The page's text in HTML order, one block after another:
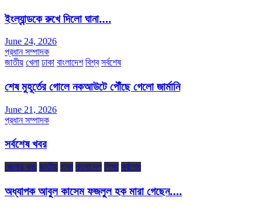
ইংল্যান্ডকে রুখে দিলো ঘানা….
June 24, 2026
প্রধান সম্পাদক
জাতীয় খেলা ঢাকা বাংলাদেশ বিশ্ব সর্বশেষ
শেষ মুহূর্তের গোলে নকআউটে পৌঁছে গেলো জার্মানি
June 21, 2026
প্রধান সম্পাদক
সর্বশেষ খবর
জেলার খবর জাতীয় ঢাকা বাংলাদেশ শিক্ষা সর্বশেষ
অধ্যাপক আবুল কাসেম ফজলুল হক মারা গেছেন….